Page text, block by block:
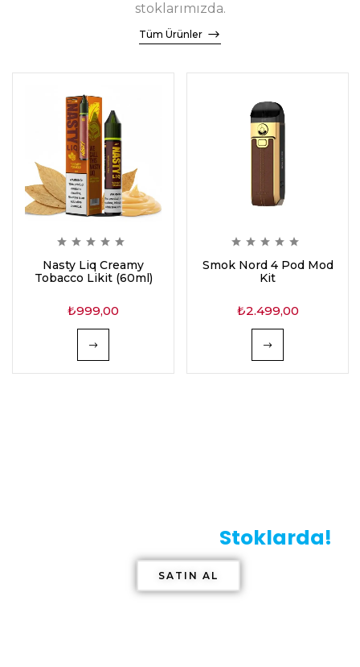
stoklarımızda.
Tüm Ürünler
Nasty Liq Creamy
Tobacco Likit (60ml)
₺999,00
Smok Nord 4 Pod Mod
Kit
₺2.499,00
Stoklarda!
SATIN AL